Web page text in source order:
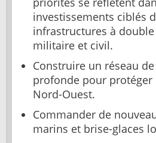
investissements ciblés
infrastructures à double
militaire et civil.
Construire un réseau
profonde pour protéger
Nord-Ouest.
Commander de
marins et brise-glaces